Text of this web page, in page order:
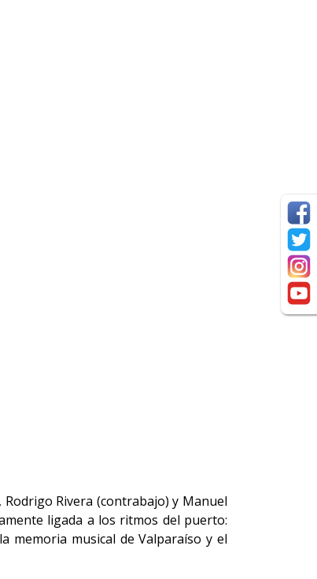
Rivera (contrabajo) y Manuel
ligada a los ritmos del puerto:
memoria musical de Valparaíso y el